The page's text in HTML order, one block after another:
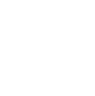
אלגוב
אבל המוצר לא